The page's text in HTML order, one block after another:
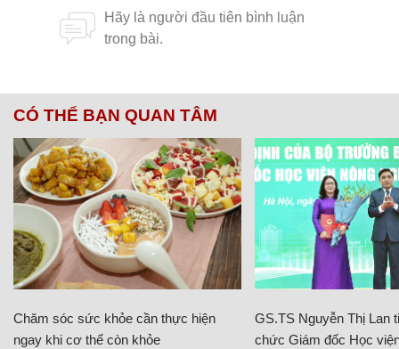
CÓ THỂ BẠN QUAN TÂM
Chăm sóc sức khỏe cần thực hiện
ngay khi cơ thể còn khỏe
GS.TS Nguyễn Thị Lan
chức Giám đốc Học